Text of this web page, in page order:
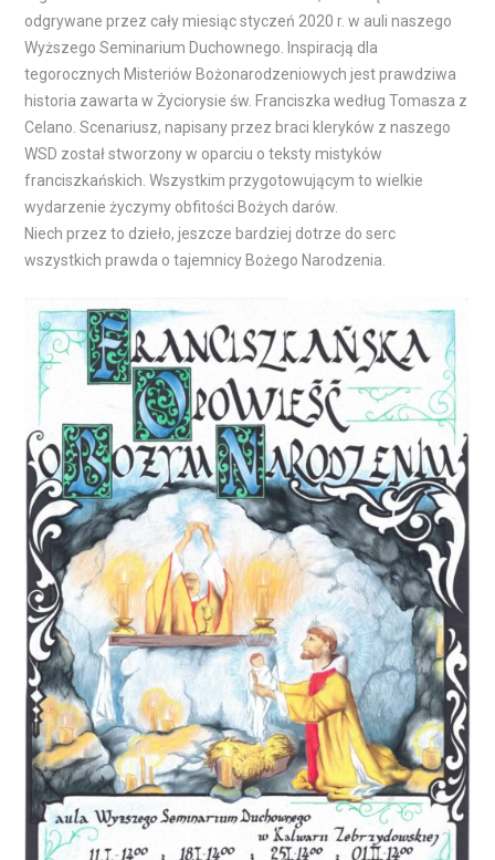
odgrywane przez cały miesiąc styczeń 2020 r. w auli naszego
Wyższego Seminarium Duchownego. Inspiracją dla
tegorocznych Misteriów Bożonarodzeniowych jest prawdziwa
historia zawarta w Życiorysie św. Franciszka według Tomasza z
Celano. Scenariusz, napisany przez braci kleryków z naszego
WSD został stworzony w oparciu o teksty mistyków
franciszkańskich. Wszystkim przygotowującym to wielkie
wydarzenie życzymy obfitości Bożych darów.
Niech przez to dzieło, jeszcze bardziej dotrze do serc
wszystkich prawda o tajemnicy Bożego Narodzenia.